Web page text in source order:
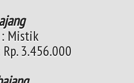
Mistik
3.456.000